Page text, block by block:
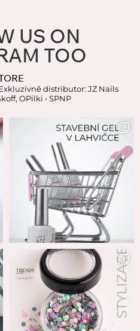
US ON
TOO
Exkluzivně distributor: JZ Nails
OPilki • SPNP